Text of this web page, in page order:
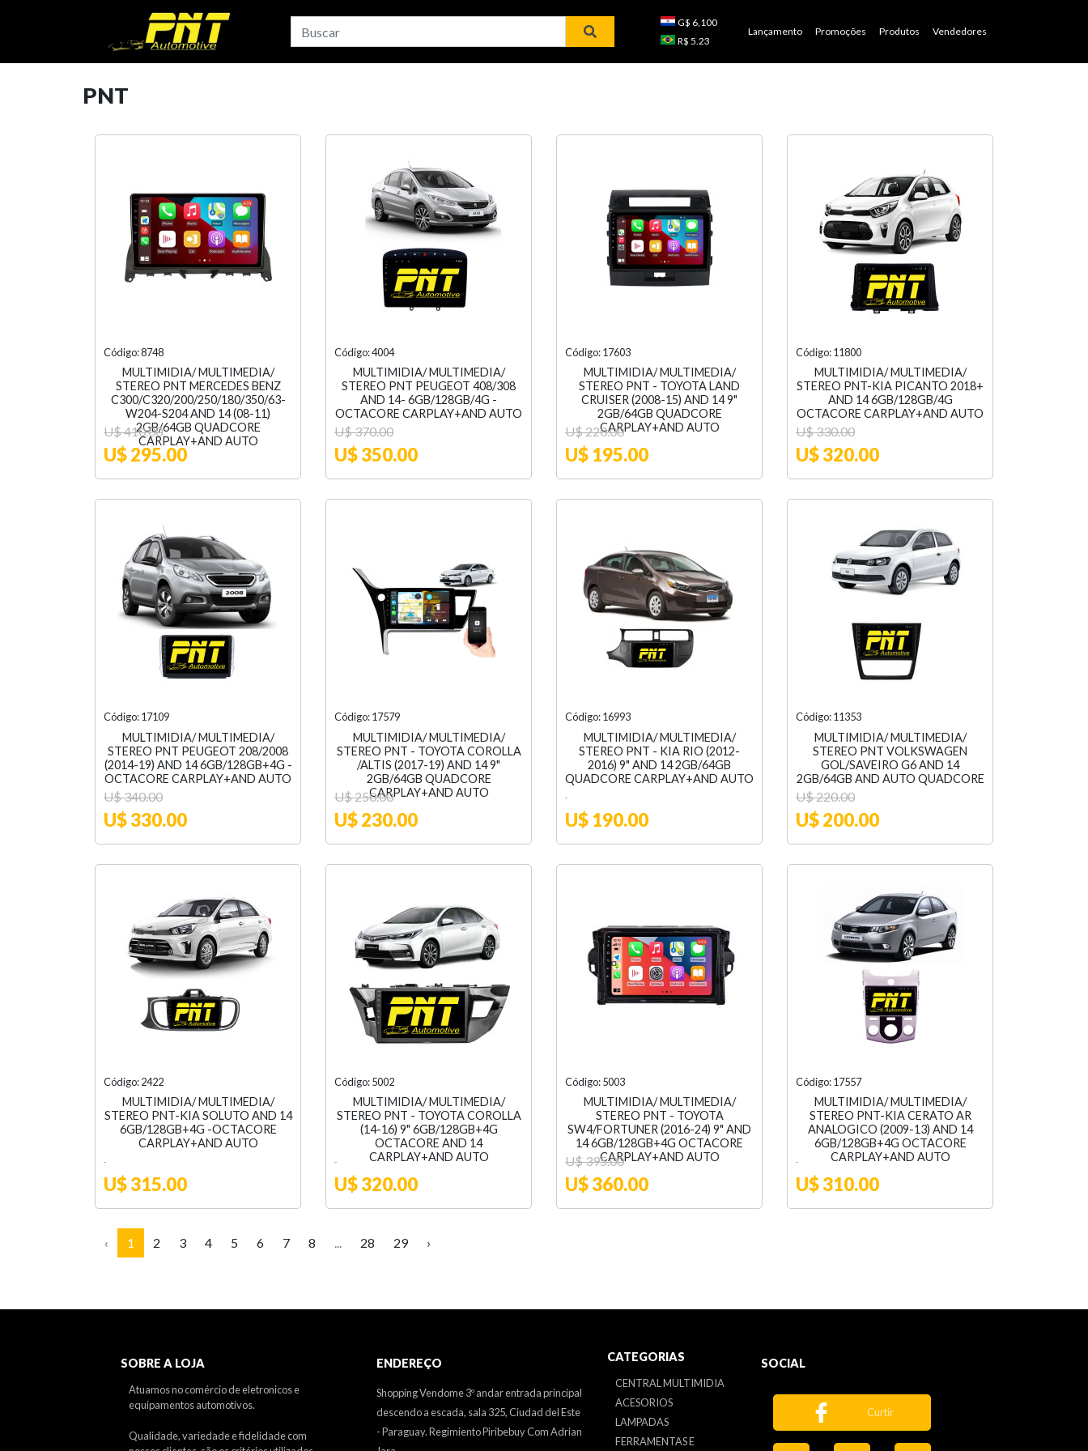
G$ 6,100
R$ 5.23
Lançamento Promoções Produtos Vendedores
PNT
Código: 8748
MULTIMIDIA/ MULTIMEDIA/
STEREO PNT MERCEDES BENZ
C300/C320/200/250/180/350/63-
W204-S204 AND 14 (08-11)
2GB/64GB QUADCORE
CARPLAY+AND AUTO
U$ 410.00
U$ 295.00
Código: 4004
MULTIMIDIA/ MULTIMEDIA/
STEREO PNT PEUGEOT 408/308
AND 14- 6GB/128GB/4G -
OCTACORE CARPLAY+AND AUTO
U$ 370.00
U$ 350.00
Código: 17603
MULTIMIDIA/ MULTIMEDIA/
STEREO PNT - TOYOTA LAND
CRUISER (2008-15) AND 14 9"
2GB/64GB QUADCORE
CARPLAY+AND AUTO
U$ 220.00
U$ 195.00
Código: 11800
MULTIMIDIA/ MULTIMEDIA/
STEREO PNT-KIA PICANTO 2018+
AND 14 6GB/128GB/4G
OCTACORE CARPLAY+AND AUTO
U$ 330.00
U$ 320.00
Código: 17109
MULTIMIDIA/ MULTIMEDIA/
STEREO PNT PEUGEOT 208/2008
(2014-19) AND 14 6GB/128GB+4G -
OCTACORE CARPLAY+AND AUTO
U$ 340.00
U$ 330.00
Código: 17579
MULTIMIDIA/ MULTIMEDIA/
STEREO PNT - TOYOTA COROLLA
/ALTIS (2017-19) AND 14 9"
2GB/64GB QUADCORE
CARPLAY+AND AUTO
U$ 250.00
U$ 230.00
Código: 16993
MULTIMIDIA/ MULTIMEDIA/
STEREO PNT - KIA RIO (2012-
2016) 9" AND 14 2GB/64GB
QUADCORE CARPLAY+AND AUTO
U$ 190.00
Código: 11353
MULTIMIDIA/ MULTIMEDIA/
STEREO PNT VOLKSWAGEN
GOL/SAVEIRO G6 AND 14
2GB/64GB AND AUTO QUADCORE
U$ 220.00
U$ 200.00
Código: 2422
MULTIMIDIA/ MULTIMEDIA/
STEREO PNT-KIA SOLUTO AND 14
6GB/128GB+4G -OCTACORE
CARPLAY+AND AUTO
U$ 315.00
Código: 5002
MULTIMIDIA/ MULTIMEDIA/
STEREO PNT - TOYOTA COROLLA
(14-16) 9" 6GB/128GB+4G
OCTACORE AND 14
CARPLAY+AND AUTO
U$ 320.00
Código: 5003
MULTIMIDIA/ MULTIMEDIA/
STEREO PNT - TOYOTA
SW4/FORTUNER (2016-24) 9" AND
14 6GB/128GB+4G OCTACORE
CARPLAY+AND AUTO
U$ 395.00
U$ 360.00
Código: 17557
MULTIMIDIA/ MULTIMEDIA/
STEREO PNT-KIA CERATO AR
ANALOGICO (2009-13) AND 14
6GB/128GB+4G OCTACORE
CARPLAY+AND AUTO
U$ 310.00
‹ 1 2 3 4 5 6 7 8 ... 28 29 ›
SOBRE A LOJA
Atuamos no comércio de eletronicos e
equipamentos automotivos.
Qualidade, variedade e fidelidade com
ENDEREÇO
Shopping Vendome 3º andar entrada principal
descendo a escada, sala 325, Ciudad del Este
- Paraguay. Regimiento Piribebuy Com Adrian
CATEGORIAS
CENTRAL MULTIMIDIA
ACESORIOS
LAMPADAS
FERRAMENTAS E
SOCIAL
Curtir